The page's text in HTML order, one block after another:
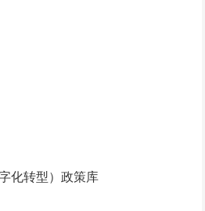
化转型）政策库